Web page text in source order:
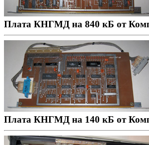
Плата КНГМД на 840 кБ от
Плата КНГМД на 140 кБ от